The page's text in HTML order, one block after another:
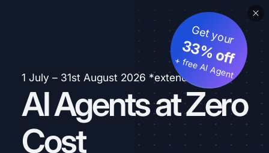
1 July – 31st August 2026 *extended
AI Agents at Zero
Cost
Get your
33% off
+ free AI Agent